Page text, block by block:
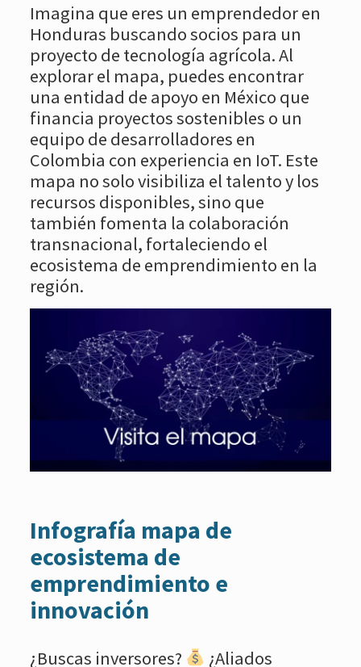
Imagina que eres un emprendedor en
Honduras buscando socios para un
proyecto de tecnología agrícola. Al
explorar el mapa, puedes encontrar
una entidad de apoyo en México que
financia proyectos sostenibles o un
equipo de desarrolladores en
Colombia con experiencia en IoT. Este
mapa no solo visibiliza el talento y los
recursos disponibles, sino que
también fomenta la colaboración
transnacional, fortaleciendo el
ecosistema de emprendimiento en la
región.
Infografía mapa de
ecosistema de
emprendimiento e
innovación
¿Buscas inversores? ¿Aliados